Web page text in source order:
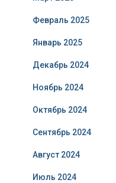
Февраль 2025
Январь 2025
Декабрь 2024
Ноябрь 2024
Октябрь 2024
Сентябрь 2024
Август 2024
Июль 2024